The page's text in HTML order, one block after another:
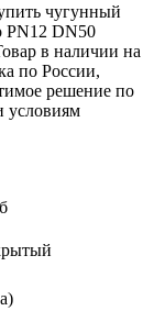
чугунный
PN12 DN50
в наличии на
по России,
решение по
условиям